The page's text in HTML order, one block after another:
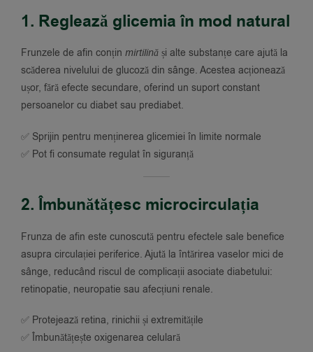
1. Reglează glicemia în mod natural
Frunzele de afin conțin mirtilină și alte substanțe care ajută la
scăderea nivelului de glucoză din sânge. Acestea acționează
ușor, fără efecte secundare, oferind un suport constant
persoanelor cu diabet sau prediabet.
✅ Sprijin pentru menținerea glicemiei în limite normale
✅ Pot fi consumate regulat în siguranță
2. Îmbunătățesc microcirculația
Frunza de afin este cunoscută pentru efectele sale benefice
asupra circulației periferice. Ajută la întărirea vaselor mici de
sânge, reducând riscul de complicații asociate diabetului:
retinopatie, neuropatie sau afecțiuni renale.
✅ Protejează retina, rinichii și extremitățile
✅ Îmbunătățește oxigenarea celulară